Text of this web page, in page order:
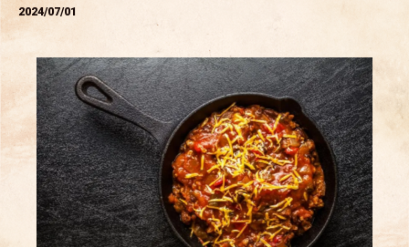
2024/07/01